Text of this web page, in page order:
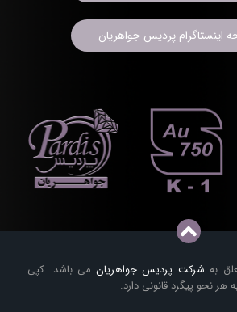
به شرکت پردیس جواهریان می باشد. کپی
نحو پیگرد قانونی دارد.
پردیس جواهریان